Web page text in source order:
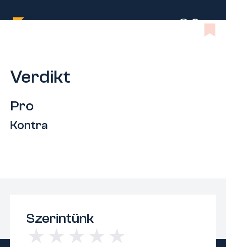
Verdikt
Pro
Kontra
Szerintünk